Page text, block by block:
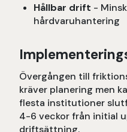
Hållbar drift -
hårdvaruhantering
Övergången till
kräver planering men
flesta institutioner
4-6 veckor från initial
driftsättning.